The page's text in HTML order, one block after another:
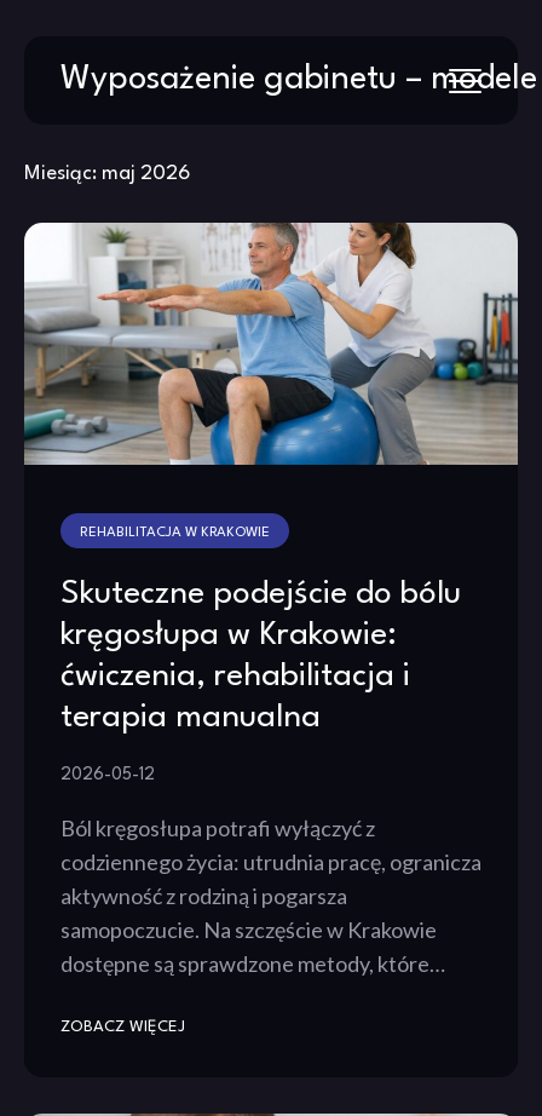
Wyposażenie gabinetu –
Miesiąc: maj 2026
REHABILITACJA W KRAKOWIE
Skuteczne podejście do bólu
kręgosłupa w Krakowie:
ćwiczenia, rehabilitacja i
terapia manualna
2026-05-12
Ból kręgosłupa potrafi wyłączyć z
codziennego życia: utrudnia pracę, ogranicza
aktywność z rodziną i pogarsza
samopoczucie. Na szczęście w Krakowie
dostępne są sprawdzone metody, które…
ZOBACZ WIĘCEJ